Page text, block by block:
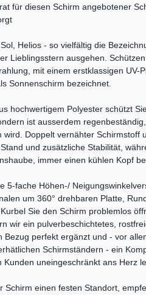
für diesen Schirm angebotener
Helios - so vielfältig die
Lieblingsstern ausgehen.
mit einem erstklassigen UV-
Sonnenschirm bezeichnet.
hochwertigem Polyester schützt
ist ausserdem
wird. Doppelt vernähter Schirmstoff
und zusätzliche Stabilität,
immer einen kühlen Kopf
5-fache Höhen-/
um 360° drehbaren Platte,
Sie den Schirm problemlos
wir ein pulverbeschichtetes,
Bezug perfekt ergänzt und - vor
Schirmständern - ein
Kunden uneingeschränkt ans Herz
Schirm einen festen Standort,